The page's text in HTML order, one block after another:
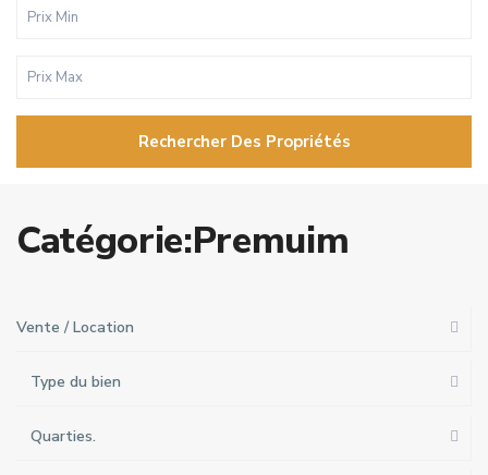
Rechercher Des Propriétés
Catégorie:Premuim
Vente / Location
Type du bien
Quarties.